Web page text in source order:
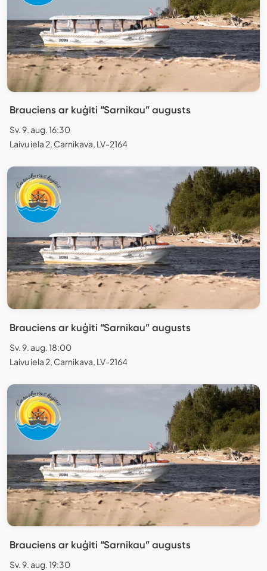
Brauciens ar kuģīti “Sarnikau” augusts
Sv. 9. aug. 16:30
Laivu iela 2, Carnikava, LV-2164
Brauciens ar kuģīti “Sarnikau” augusts
Sv. 9. aug. 18:00
Laivu iela 2, Carnikava, LV-2164
Brauciens ar kuģīti “Sarnikau” augusts
Sv. 9. aug. 19:30